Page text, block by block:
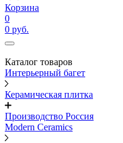
Корзина
0
0 руб.
Каталог товаров
Интерьерный багет
Керамическая плитка
Производство Россия
Modern Ceramics